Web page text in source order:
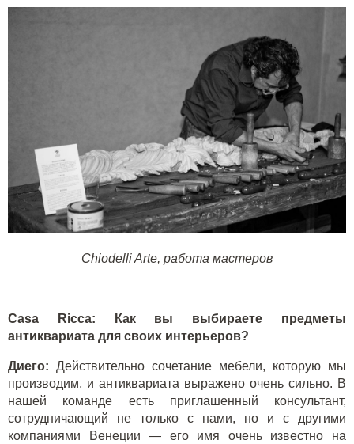
Сhiodelli Arte, работа мастеров
Casa Ricca: Как вы выбираете предметы
антиквариата для своих интерьеров?
Диего: Действительно сочетание мебели, которую мы
производим, и антиквариата выражено очень сильно. В
нашей команде есть приглашенный консультант,
сотрудничающий не только с нами, но и с другими
компаниями Венеции — его имя очень известно на